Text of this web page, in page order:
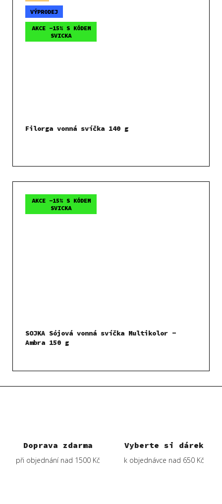
Doprava zdarma
při objednání nad 1500 Kč
Vyberte si dárek
k objednávce nad 650 Kč
VÝPRODEJ
AKCE -15% S KÓDEM
SVICKA
Filorga vonná svíčka 140 g
AKCE -15% S KÓDEM
SVICKA
SOJKA Sójová vonná svíčka Multikolor -
Ambra 150 g